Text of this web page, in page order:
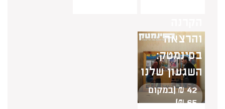
והרצאה
בסינמטק:
השגעון שלנו
42 ₪ (במקום
65 ₪)